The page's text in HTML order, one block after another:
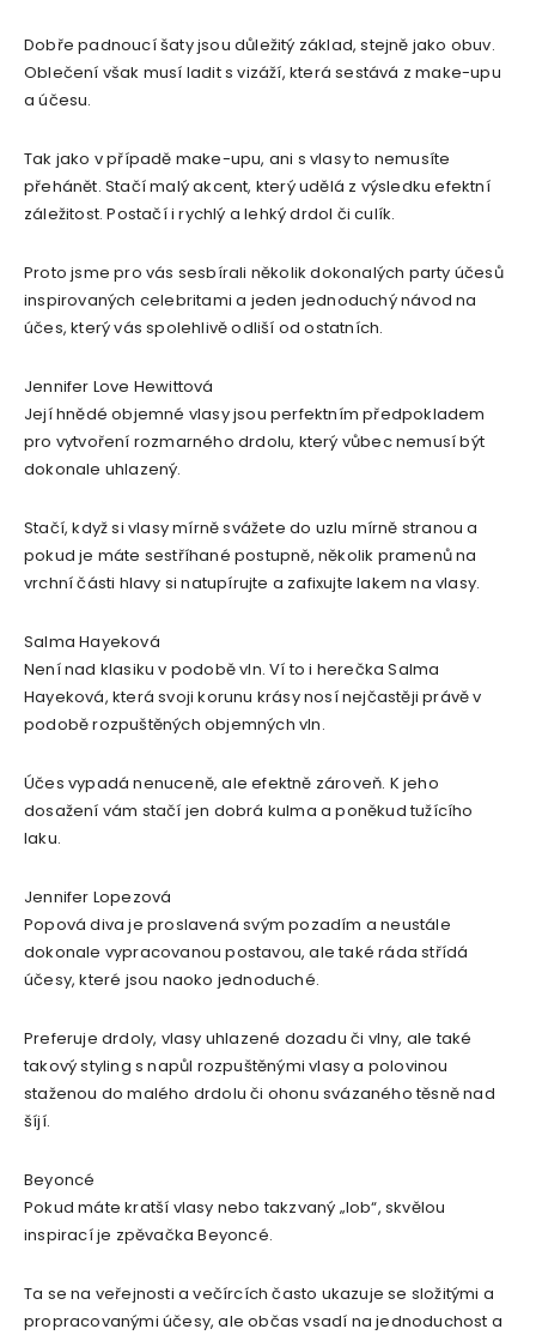
Dobře padnoucí šaty jsou důležitý základ, stejně jako obuv.
Oblečení však musí ladit s vizáží, která sestává z make-upu
a účesu.
Tak jako v případě make-upu, ani s vlasy to nemusíte
přehánět. Stačí malý akcent, který udělá z výsledku efektní
záležitost. Postačí i rychlý a lehký drdol či culík.
Proto jsme pro vás sesbírali několik dokonalých party účesů
inspirovaných celebritami a jeden jednoduchý návod na
účes, který vás spolehlivě odliší od ostatních.
Jennifer Love Hewittová
Její hnědé objemné vlasy jsou perfektním předpokladem
pro vytvoření rozmarného drdolu, který vůbec nemusí být
dokonale uhlazený.
Stačí, když si vlasy mírně svážete do uzlu mírně stranou a
pokud je máte sestříhané postupně, několik pramenů na
vrchní části hlavy si natupírujte a zafixujte lakem na vlasy.
Salma Hayeková
Není nad klasiku v podobě vln. Ví to i herečka Salma
Hayeková, která svoji korunu krásy nosí nejčastěji právě v
podobě rozpuštěných objemných vln.
Účes vypadá nenuceně, ale efektně zároveň. K jeho
dosažení vám stačí jen dobrá kulma a poněkud tužícího
laku.
Jennifer Lopezová
Popová diva je proslavená svým pozadím a neustále
dokonale vypracovanou postavou, ale také ráda střídá
účesy, které jsou naoko jednoduché.
Preferuje drdoly, vlasy uhlazené dozadu či vlny, ale také
takový styling s napůl rozpuštěnými vlasy a polovinou
staženou do malého drdolu či ohonu svázaného těsně nad
šíjí.
Beyoncé
Pokud máte kratší vlasy nebo takzvaný „lob“, skvělou
inspirací je zpěvačka Beyoncé.
Ta se na veřejnosti a večírcích často ukazuje se složitými a
propracovanými účesy, ale občas vsadí na jednoduchost a